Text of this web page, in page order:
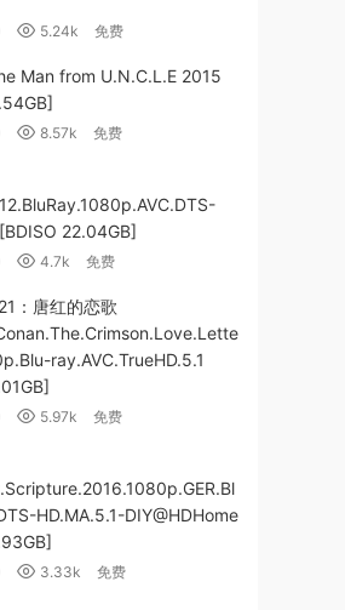
5.24k 免费
Man from U.N.C.L.E 2015
8.57k 免费
22.04GB]
4.7k 免费
：唐红的恋歌
ray.AVC.TrueHD.5.1
5.97k 免费
HD.MA.5.1-DIY@HDHome
3.33k 免费